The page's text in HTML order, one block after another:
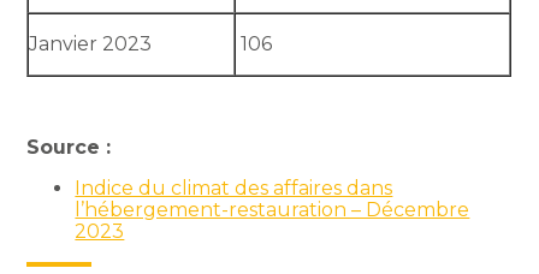
Janvier 2023 106
Source :
Indice du climat des affaires dans
l’hébergement-restauration – Décembre
2023